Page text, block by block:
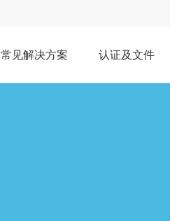
常见解决方案 认证及文件